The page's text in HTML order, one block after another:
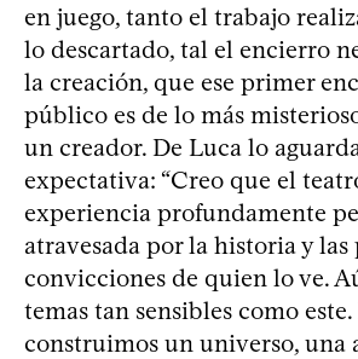
en juego, tanto el trabajo
lo descartado, tal el encierro
la creación, que ese primer
público es de lo más
un creador. De Luca lo
expectativa: “Creo que el
experiencia profundamente
atravesada por la historia y las
convicciones de quien lo ve.
temas tan sensibles como
construimos un universo, una